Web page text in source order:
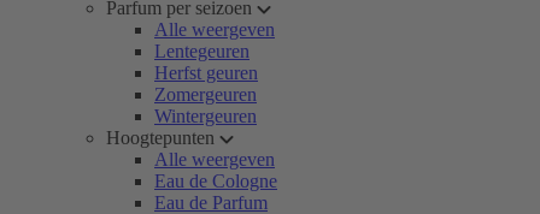
Parfum per seizoen
Alle weergeven
Lentegeuren
Herfst geuren
Zomergeuren
Wintergeuren
Hoogtepunten
Alle weergeven
Eau de Cologne
Eau de Parfum